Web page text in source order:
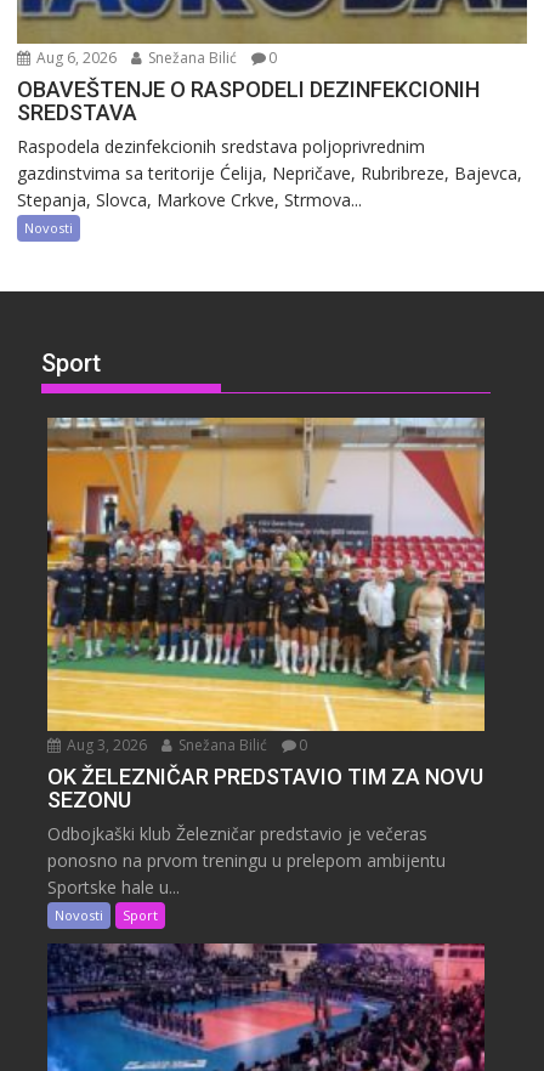
Aug 6, 2026 Snežana Bilić 0
OBAVEŠTENJE O RASPODELI DEZINFEKCIONIH
SREDSTAVA
Raspodela dezinfekcionih sredstava poljoprivrednim
gazdinstvima sa teritorije Ćelija, Nepričave, Rubribreze, Bajevca,
Stepanja, Slovca, Markove Crkve, Strmova...
Novosti
Sport
Aug 3, 2026 Snežana Bilić 0
OK ŽELEZNIČAR PREDSTAVIO TIM ZA NOVU
SEZONU
Odbojkaški klub Železničar predstavio je večeras
ponosno na prvom treningu u prelepom ambijentu
Sportske hale u...
Novosti Sport